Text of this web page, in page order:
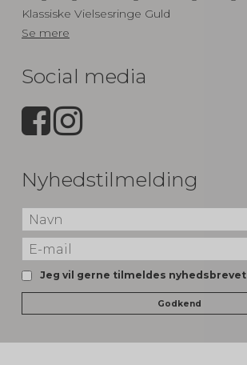
Klassiske Vielsesringe Guld
Se mere
Social media
Nyhedstilmelding
Jeg vil gerne tilmeldes nyhedsbrevet
Godkend